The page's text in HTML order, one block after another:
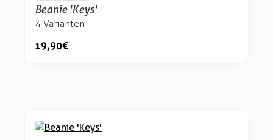
Beanie 'Keys'
4 Varianten
19,90 €